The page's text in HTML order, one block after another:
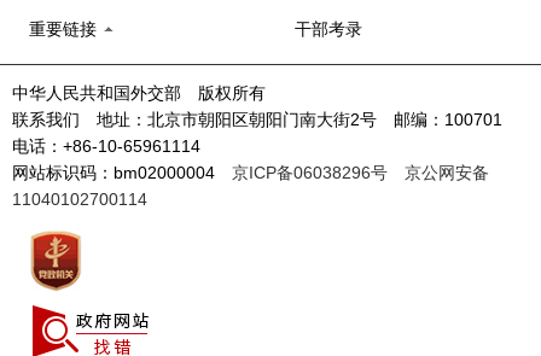
重要链接 干部考录
中华人民共和国外交部 版权所有
联系我们 地址：北京市朝阳区朝阳门南大街2号 邮编：100701
电话：+86-10-65961114
网站标识码：bm02000004 京ICP备06038296号
京公网安备
11040102700114